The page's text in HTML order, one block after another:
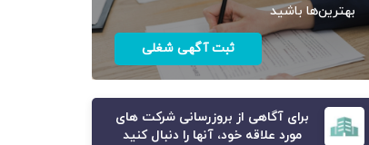
بهترین‌ها باشید
ثبت آگهی شغلی
برای آگاهی از بروزرسانی شرکت های
مورد علاقه خود، آنها را دنبال کنید